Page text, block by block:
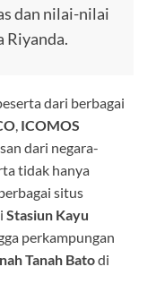
dan nilai-nilai
Riyanda.
dari berbagai
, ICOMOS
dari negara-
tidak hanya
situs
Stasiun Kayu
perkampungan
Tanah Batodi